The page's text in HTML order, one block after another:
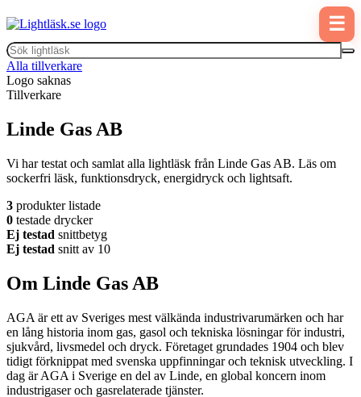
☰
Alla tillverkare
Logo saknas
Tillverkare
Linde Gas AB
Vi har testat och samlat alla lightläsk från Linde Gas AB. Läs om
sockerfri läsk, funktionsdryck, energidryck och lightsaft.
3 produkter listade
0 testade drycker
Ej testad snittbetyg
Ej testad snitt av 10
Om Linde Gas AB
AGA är ett av Sveriges mest välkända industrivarumärken och har
en lång historia inom gas, gasol och tekniska lösningar för industri,
sjukvård, livsmedel och dryck. Företaget grundades 1904 och blev
tidigt förknippat med svenska uppfinningar och teknisk utveckling. I
dag är AGA i Sverige en del av Linde, en global koncern inom
industrigaser och gasrelaterade tjänster.